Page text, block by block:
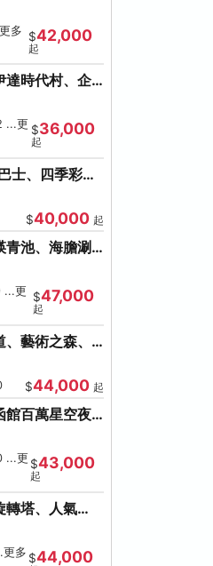
多 $42,000
起
達時代村、企
...更 $36,000
起
士、四季彩の
$40,000 起
池、海膽涮
...更 $47,000
起
藝術之森、
$44,000 起
館百萬星空夜
...更 $43,000
起
轉塔、人氣
多 $44,000